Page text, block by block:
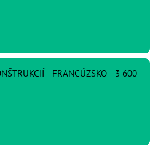
- FRANCÚZSKO - 3 600